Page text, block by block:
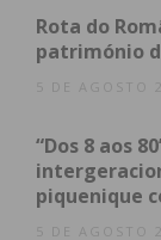
No domingo,
18h00, com a
Companhia
máquina
adereço
que quer
Rota do
património
5 DE AGOSTO
“Dos 8 aos
piquenique
5 DE AGOSTO